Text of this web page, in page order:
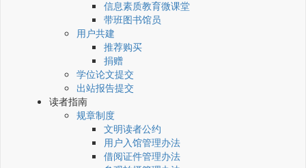
信息素质教育微课堂
带班图书馆员
用户共建
推荐购买
捐赠
学位论文提交
出站报告提交
读者指南
规章制度
文明读者公约
用户入馆管理办法
借阅证件管理办法